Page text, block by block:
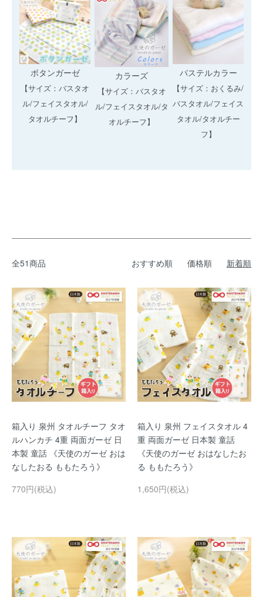
ボタンガーゼ
【サイズ：バスタオ
ル/フェイスタオル/
タオルチーフ】
カラーズ
【サイズ：バスタオ
ル/フェイスタオル/タ
オルチーフ】
パステルカラー
【サイズ：おくるみ/
バスタオル/フェイス
タオル/タオルチー
フ】
全51商品 おすすめ順 価格順 新着順
箱入り 泉州 タオルチーフ タオ
ルハンカチ 4重 両面ガーゼ 日
本製 童話 《天使のガーゼ おは
なしたおる ももたろう》
770円(税込)
箱入り 泉州 フェイスタオル 4
重 両面ガーゼ 日本製 童話
《天使のガーゼ おはなしたお
る ももたろう》
1,650円(税込)